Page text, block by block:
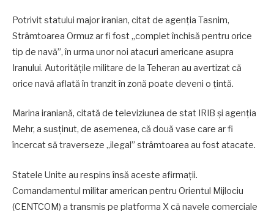
Potrivit statului major iranian, citat de agenția Tasnim,
Strâmtoarea Ormuz ar fi fost „complet închisă pentru orice
tip de navă”, în urma unor noi atacuri americane asupra
Iranului. Autoritățile militare de la Teheran au avertizat că
orice navă aflată în tranzit în zonă poate deveni o țintă.
Marina iraniană, citată de televiziunea de stat IRIB și agenția
Mehr, a susținut, de asemenea, că două vase care ar fi
încercat să traverseze „ilegal” strâmtoarea au fost atacate.
Statele Unite au respins însă aceste afirmații.
Comandamentul militar american pentru Orientul Mijlociu
(CENTCOM) a transmis pe platforma X că navele comerciale